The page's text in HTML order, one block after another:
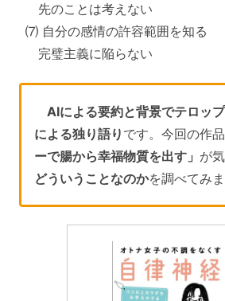
先のことは考えない
⑺ 自分の感情の許容範囲を知る
完璧主義に陥らない
AIによる要約と背景でテロッ
による独り語り です。今回の作
ーで腸から幸福物質を出す」 が
どういうことなのかを調べてみま